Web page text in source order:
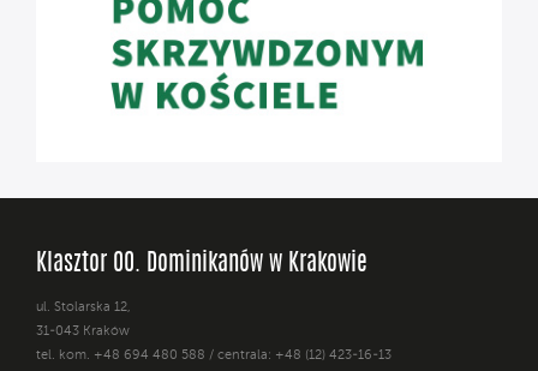
Klasztor OO. Dominikanów w Krakowie
ul. Stolarska 12,
31-043 Kraków
tel. kom. +48 694 480 588 / centrala: +48 (12) 423-16-13